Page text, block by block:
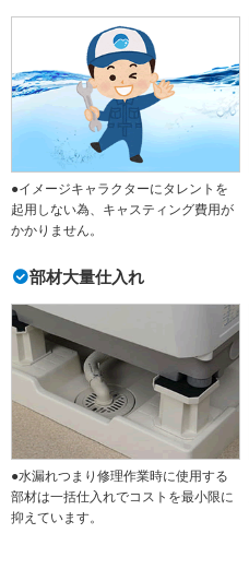
●イメージキャラクターにタレントを
起用しない為、キャスティング費用が
かかりません。
部材大量仕入れ
●水漏れつまり修理作業時に使用する
部材は一括仕入れでコストを最小限に
抑えています。